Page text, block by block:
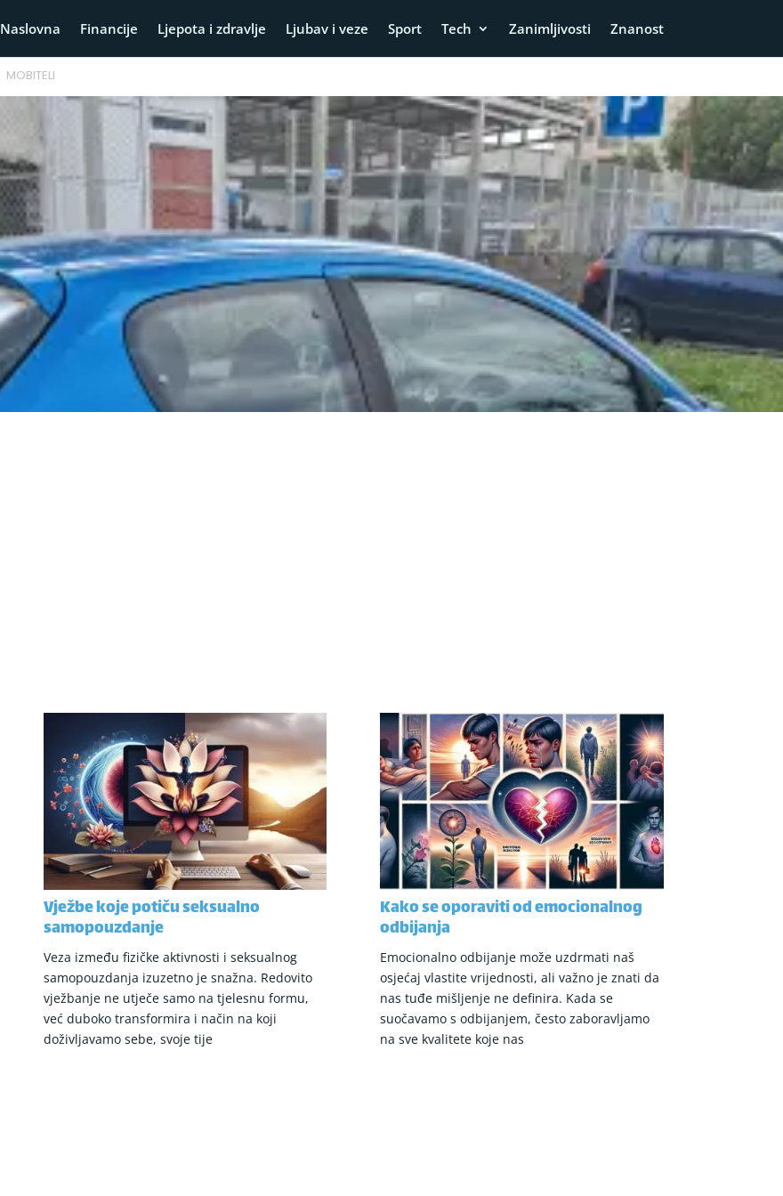
Naslovna Financije Ljepota i zdravlje Ljubav i veze Sport Tech Zanimljivosti Znanost
Vježbe koje potiču seksualno
samopouzdanje
Veza između fizičke aktivnosti i seksualnog
samopouzdanja izuzetno je snažna. Redovito
vježbanje ne utječe samo na tjelesnu formu,
već duboko transformira i način na koji
doživljavamo sebe, svoje tije
Kako se oporaviti od emocionalnog
odbijanja
Emocionalno odbijanje može uzdrmati naš
osjećaj vlastite vrijednosti, ali važno je znati da
nas tuđe mišljenje ne definira. Kada se
suočavamo s odbijanjem, često zaboravljamo
na sve kvalitete koje nas